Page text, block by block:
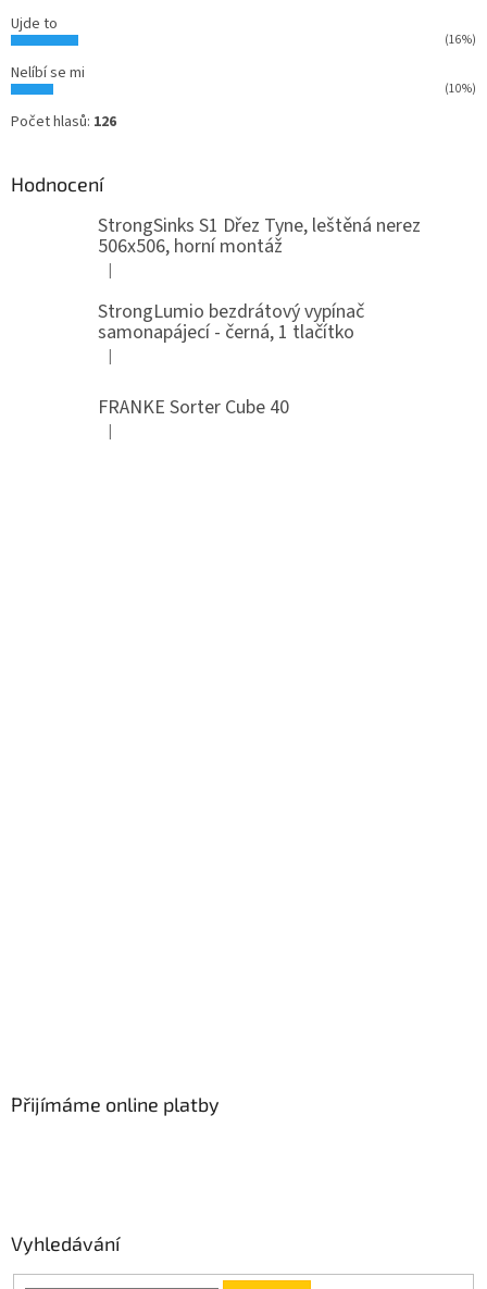
Ujde to
(16%)
Nelíbí se mi
(10%)
Počet hlasů: 126
Hodnocení
StrongSinks S1 Dřez Tyne, leštěná nerez
506x506, horní montáž
Hodnocení produktu je 5 z 5 hvězdiček.
|
StrongLumio bezdrátový vypínač
samonapájecí - černá, 1 tlačítko
Hodnocení produktu je 4 z 5 hvězdiček.
|
FRANKE Sorter Cube 40
Hodnocení produktu je 3 z 5 hvězdiček.
|
Přijímáme online platby
Vyhledávání